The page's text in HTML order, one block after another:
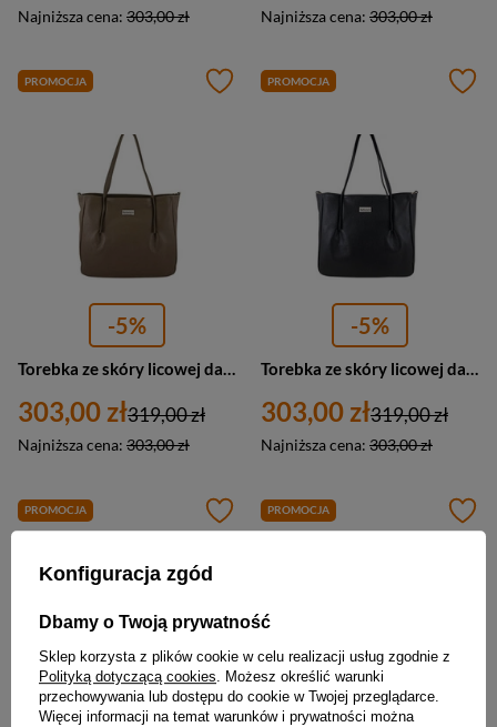
Najniższa cena: 303,00 zł Najniższa cena: 303,00 zł
PROMOCJA
-5%
Torebka ze skóry licowej damska Barberini's 995-9 shopper A4 ciemnobeżowa
303,00 zł
Najniższa cena: 303,00 zł
319,00 zł
PROMOCJA
-5%
Torebka ze skóry licowej damska Barberini's 995-1 shopper A4 czarna
303,00 zł
Najniższa cena: 303,00 zł
319,00 zł
PROMOCJA PROMOCJA
Konfiguracja zgód
Dbamy o Twoją prywatność
Sklep korzysta z plików cookie w celu realizacji usług zgodnie z
Polityką dotyczącą cookies. Możesz określić warunki
przechowywania lub dostępu do cookie w Twojej przeglądarce.
Więcej informacji na temat warunków i prywatności można